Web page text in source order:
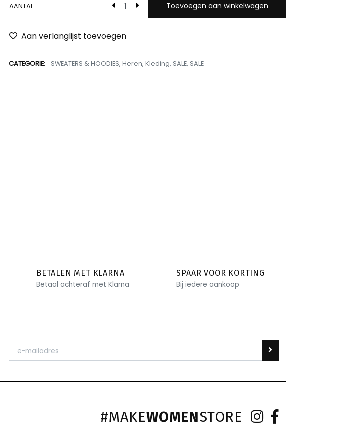
AANTAL Toevoegen aan winkelwagen
Aan verlanglijst toevoegen
CATEGORIE: SWEATERS & HOODIES, Heren, Kleding, SALE, SALE
BETALEN MET KLARNA
Betaal achteraf met Klarna
SPAAR VOOR KORTING
Bij iedere aankoop
#MAKEWOMENSTORE